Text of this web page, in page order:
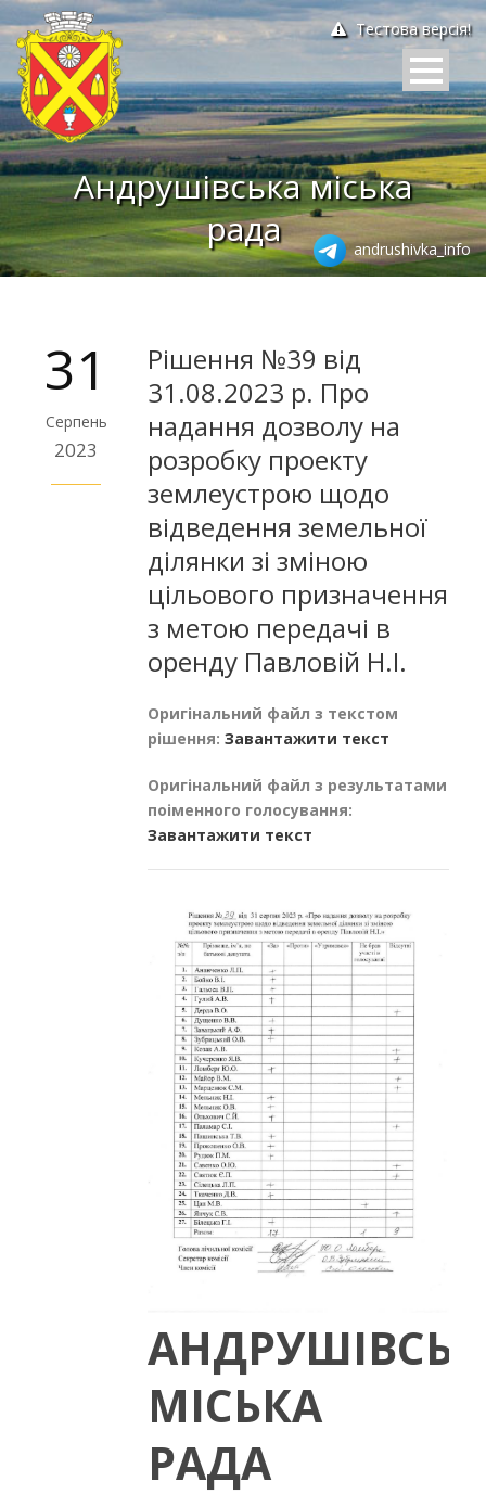
Тестова версія!
Андрушівська міська
рада
andrushivka_info
31
Серпень
2023
Рішення №39 від
31.08.2023 р. Про
надання дозволу на
розробку проекту
землеустрою щодо
відведення земельної
ділянки зі зміною
цільового призначення
з метою передачі в
оренду Павловій Н.І.
Оригінальний файл з текстом
рішення: Завантажити текст
Оригінальний файл з результатами
поіменного голосування:
Завантажити текст
МІСЬКА
РАДА